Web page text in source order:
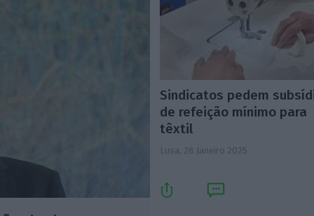
Sindicatos pedem
de refeição mínimo para
têxtil
Lusa, 28 Janeiro 2025